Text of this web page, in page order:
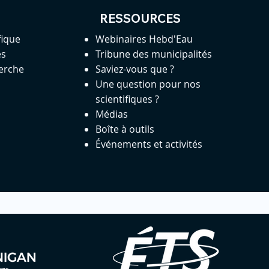
RESSOURCES
Webinaires Hebd'Eau
Tribune des municipalités
Saviez-vous que ?
Une question pour nos
scientifiques ?
Médias
Boîte à outils
Événements et activités